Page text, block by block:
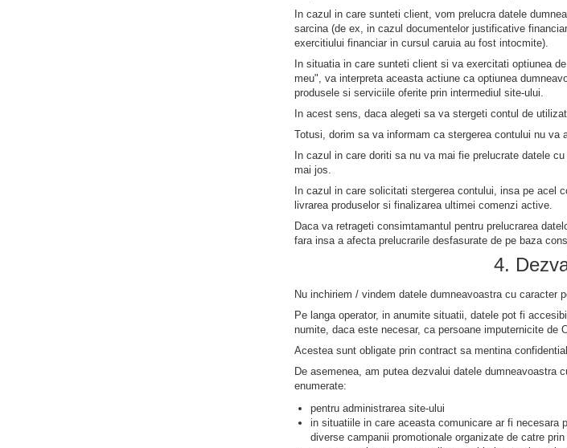
In cazul in care sunteti client, vom prelucra datele
sarcina (de ex, in cazul documentelor justificative
exercitiului financiar in cursul caruia au fost intocmite).
In situatia in care sunteti client si va exercitati optiunea
meu", va interpreta aceasta actiune ca optiunea
produsele si serviciile oferite prin intermediul site-ului.
In acest sens, daca alegeti sa va stergeti contul de
Totusi, dorim sa va informam ca stergerea contului nu
In cazul in care doriti sa nu va mai fie prelucrate datele
mai jos.
In cazul in care solicitati stergerea contului, insa pe acel
livrarea produselor si finalizarea ultimei comenzi active.
Daca va retrageti consimtamantul pentru prelucrarea
fara insa a afecta prelucrarile desfasurate de pe baza
4.
Nu inchiriem / vindem datele dumneavoastra cu caracter
Pe langa operator, in anumite situatii, datele pot fi
numite, daca este necesar, ca persoane imputernicite de
Acestea sunt obligate prin contract sa mentina
De asemenea, am putea dezvalui datele
enumerate:
pentru administrarea site-ului
in situatiile in care aceasta comunicare ar fi necesara
diverse campanii promotionale organizate de catre